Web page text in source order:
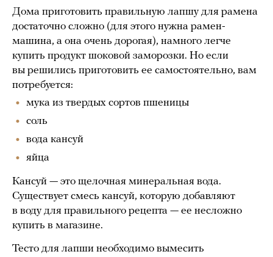
Дома приготовить правильную лапшу для рамена
достаточно сложно (для этого нужна рамен-
машина, а она очень дорогая), намного легче
купить продукт шоковой заморозки. Но если
вы решились приготовить ее самостоятельно, вам
потребуется:
мука из твердых сортов пшеницы
соль
вода кансуй
яйца
Кансуй — это щелочная минеральная вода.
Существует смесь кансуй, которую добавляют
в воду для правильного рецепта — ее несложно
купить в магазине.
Тесто для лапши необходимо вымесить